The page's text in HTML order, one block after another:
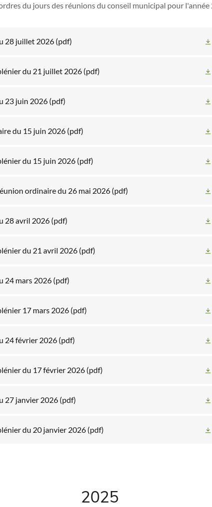
du jours des réunions du conseil municipal pour l'année
28 juillet 2026 (pdf)
du 21 juillet 2026 (pdf)
23 juin 2026 (pdf)
du 15 juin 2026 (pdf)
du 15 juin 2026 (pdf)
ordinaire du 26 mai 2026 (pdf)
28 avril 2026 (pdf)
du 21 avril 2026 (pdf)
24 mars 2026 (pdf)
17 mars 2026 (pdf)
24 février 2026 (pdf)
du 17 février 2026 (pdf)
27 janvier 2026 (pdf)
du 20 janvier 2026 (pdf)
2025